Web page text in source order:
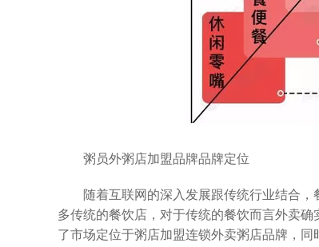
粥员外粥店加盟品牌品牌定位
随着互联网的深入发展跟传统行业结合，
多传统的餐饮店，对于传统的餐饮而言外卖
了市场定位于粥店加盟连锁外卖粥店品牌，